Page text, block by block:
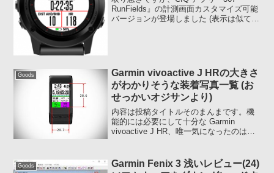
RunFields』の計測画面カスタマイズ可能
バージョンが登場しました (表示は似てい
Goods
Garmin vivoactive J HRの大きさ
がわかりそうな装着写真一覧 (お
せっかいオジサンより)
内容は投稿タイトルそのまんまです。機
能的には必要にして十分な Garmin
vivoactive J HR、唯一気になったのは大
ままの幅で連結されているバンド (ベ...
Goods
Garmin Fenix 3 浅いレビュー(24)